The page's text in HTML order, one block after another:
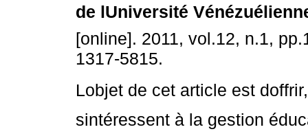
de lUniversité
[online]. 2011, vol.12, n.1,
1317-5815.
Lobjet de cet article est
sintéressent à la gestion